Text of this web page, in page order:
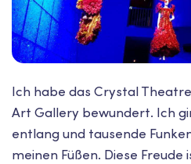
Ich habe das Crystal
Art Gallery bewundert. Ich
entlang und tausende
meinen Füßen. Diese Freude